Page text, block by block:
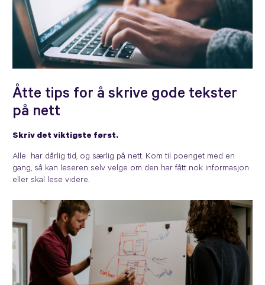
Åtte tips for å skrive gode tekster
på nett
Skriv det viktigste først.
Alle har dårlig tid, og særlig på nett. Kom til poenget med en
gang, så kan leseren selv velge om den har fått nok informasjon
eller skal lese videre.